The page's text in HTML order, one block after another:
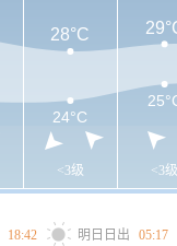
<3级 <3级
28°C
24°C
18:42 明日日出 05:17